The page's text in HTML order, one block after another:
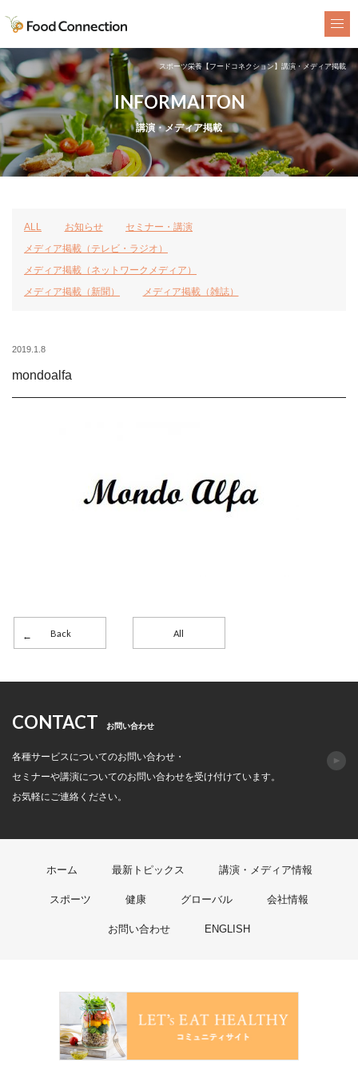
スポーツ栄養【フードコネクション】講演・メディア掲載
INFORMAITON
講演・メディア掲載
ALL お知らせ
セミナー・講演
メディア掲載（テレビ・ラジオ）
メディア掲載（ネットワークメディア）
メディア掲載（新聞）
メディア掲載（雑誌）
2019.1.8
mondoalfa
Back All
CONTACT お問い合わせ
各種サービスについてのお問い合わせ・
セミナーや講演についてのお問い合わせを受け付けています。
お気軽にご連絡ください。
ホーム 最新トピックス 講演・メディア情報
スポーツ 健康 グローバル 会社情報
お問い合わせ ENGLISH